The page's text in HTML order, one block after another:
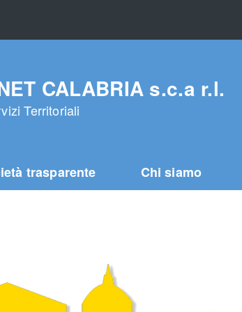
CALABRIA s.c.a r.l.
Territoriali
trasparente Chi siamo